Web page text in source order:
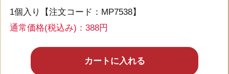
1個入り【注文コード：MP7538】
通常価格(税込み)：388円
カートに入れる